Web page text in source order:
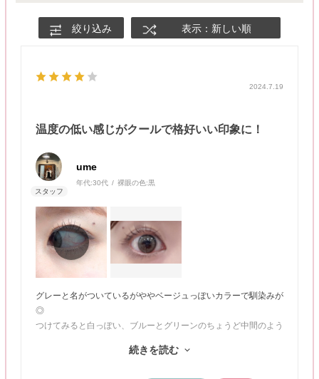
絞り込み 表示：新しい順
2024.7.19
温度の低い感じがクールで格好いい印象に！
ume
年代:30代 裸眼の色:黒
グレーと名がついているがややベージュっぽいカラーで馴染みが
◎
つけてみると白っぽい、ブルーとグリーンのちょうど中間のよう
温度の低い感じがクールで格好いい印象に！
続きを読む